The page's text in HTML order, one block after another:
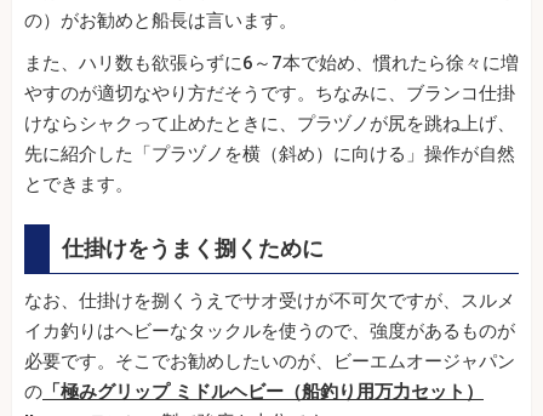
の）がお勧めと船長は言います。
また、ハリ数も欲張らずに6～7本で始め、慣れたら徐々に増
やすのが適切なやり方だそうです。ちなみに、ブランコ仕掛
けならシャクって止めたときに、プラヅノが尻を跳ね上げ、
先に紹介した「プラヅノを横（斜め）に向ける」操作が自然
とできます。
仕掛けをうまく捌くために
なお、仕掛けを捌くうえでサオ受けが不可欠ですが、スルメ
イカ釣りはヘビーなタックルを使うので、強度があるものが
必要です。そこでお勧めしたいのが、ビーエムオージャパン
の 「極みグリップ ミドルヘビー（船釣り用万力セット）